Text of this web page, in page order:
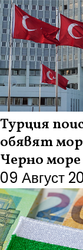
Турция
обявят
Черно море
09 Август